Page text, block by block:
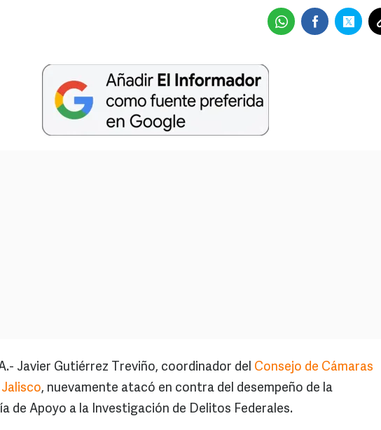
Javier Gutiérrez Treviño, coordinador del Consejo de Cámaras
, nuevamente atacó en contra del desempeño de la
de Apoyo a la Investigación de Delitos Federales.